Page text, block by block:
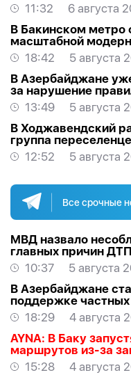
11:32
6 августа
В Бакинском метро
масштабной
18:42
5 августа
В Азербайджане
за нарушение
13:49
5 августа
В Ходжавендский
группа
12:52
5 августа
Все срочные
МВД назвало
главных причин ДТП
10:37
5 августа
В Азербайджане
поддержке частных
18:29
4 августа
AYNA: В Баку
маршрутов из-за
15:28
4 августа